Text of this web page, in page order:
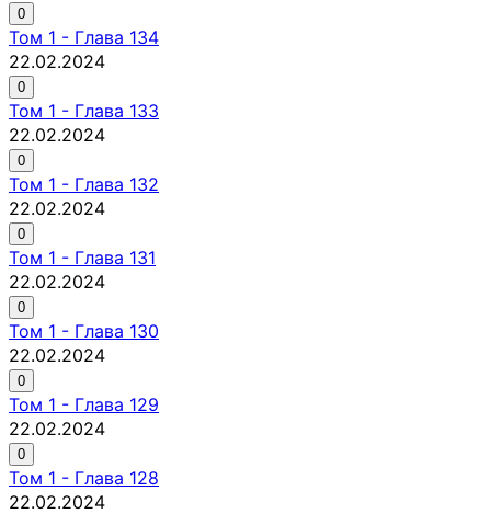
0
Том 1 - Глава 134
22.02.2024
0
Том 1 - Глава 133
22.02.2024
0
Том 1 - Глава 132
22.02.2024
0
Том 1 - Глава 131
22.02.2024
0
Том 1 - Глава 130
22.02.2024
0
Том 1 - Глава 129
22.02.2024
0
Том 1 - Глава 128
22.02.2024